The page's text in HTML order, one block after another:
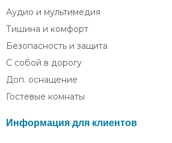
Аудио и мультимедия
Тишина и комфорт
Безопасность и защита
С собой в дорогу
Доп. оснащение
Гостевые комнаты
Информация для клиентов